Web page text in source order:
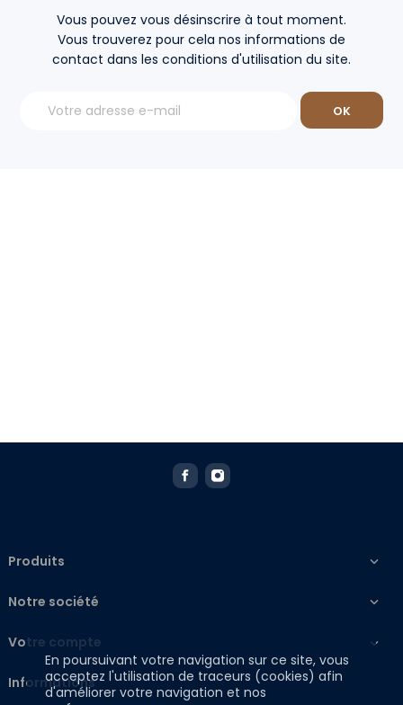
En poursuivant votre navigation sur ce site, vous
acceptez l'utilisation de traceurs (cookies) afin
d'améliorer votre navigation et nos
Vous pouvez vous désinscrire à tout moment.
Vous trouverez pour cela nos informations de
contact dans les conditions d'utilisation du site.
Produits 
Notre société 
Votre compte 
Informations